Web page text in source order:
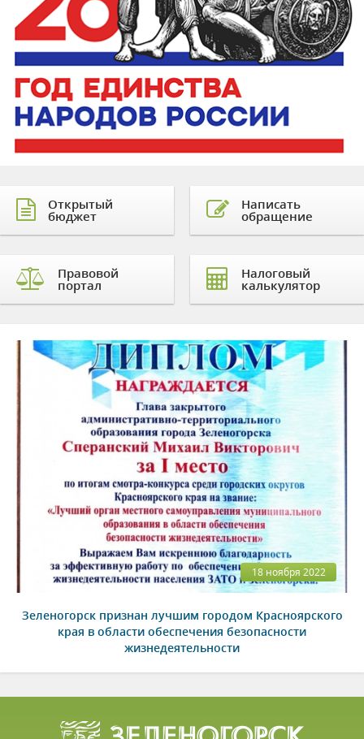
Открытый
бюджет
Правовой
портал
Написать
обращение
Налоговый
калькулятор
18 ноября 2022
Зеленогорск признан лучшим городом Красноярского
края в области обеспечения безопасности
жизнедеятельности